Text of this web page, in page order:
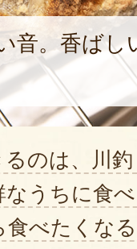
で夕食に焼い
年05月29日
/
た動機は主人
っても鮎は時
お目にかかり
食べに連れて
直送計画さん
音。香ばし
るのは、川
うちに食
食べたくな